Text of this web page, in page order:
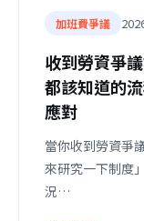
加班費爭議
收到勞資爭
都該知道的
應對
當你收到勞資爭
來研究一下制度
況…